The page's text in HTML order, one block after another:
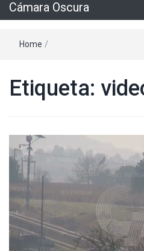
Cámara Oscura
Home /
Etiqueta: